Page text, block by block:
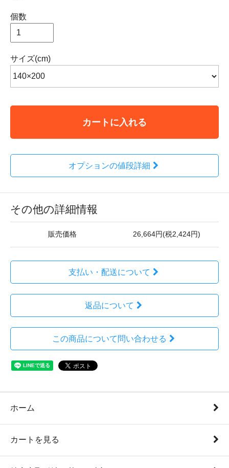
個数
サイズ(cm)
カートに入れる
オプションの値段詳細
その他の詳細情報
販売価格 26,664円(税2,424円)
支払い・配送について
返品について
この商品について問い合わせる
ホーム
カートを見る